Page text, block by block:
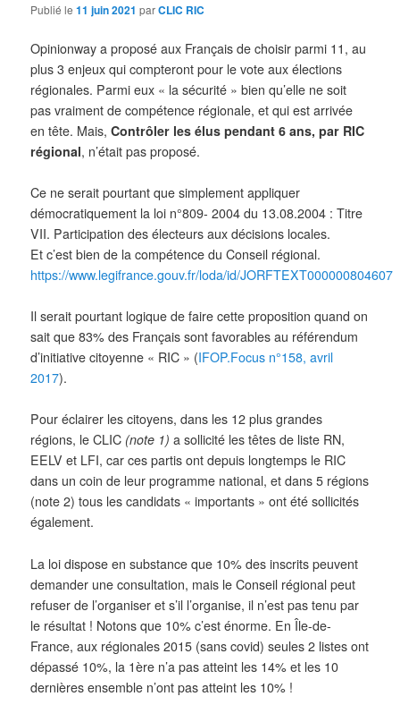
Publié le11 juin 2021 parCLIC RIC
Opinionway a proposé aux Français de choisir parmi 11, au
plus 3 enjeux qui compteront pour le vote aux élections
régionales. Parmi eux « la sécurité » bien qu’elle ne soit
pas vraiment de compétence régionale, et qui est arrivée
en tête. Mais,Contrôler les élus pendant 6 ans, par RIC
régional, n’était pas proposé.
Ce ne serait pourtant que simplement appliquer
démocratiquement la loi n°809- 2004 du 13.08.2004 : Titre
VII. Participation des électeurs aux décisions locales.
Et c’est bien de la compétence du Conseil régional.
https://www.legifrance.gouv.fr/loda/id/JORFTEXT000000804607
Il serait pourtant logique de faire cette proposition quand on
sait que 83% des Français sont favorables au référendum
d’initiative citoyenne « RIC » (IFOP.Focus n°158, avril
2017).
Pour éclairer les citoyens, dans les 12 plus grandes
régions, le CLIC (note 1) a sollicité les têtes de liste RN,
EELV et LFI, car ces partis ont depuis longtemps le RIC
dans un coin de leur programme national, et dans 5 régions
(note 2) tous les candidats « importants » ont été sollicités
également.
La loi dispose en substance que 10% des inscrits peuvent
demander une consultation, mais le Conseil régional peut
refuser de l’organiser et s’il l’organise, il n’est pas tenu par
le résultat ! Notons que 10% c’est énorme. En Île-de-
France, aux régionales 2015 (sans covid) seules 2 listes ont
dépassé 10%, la 1ère n’a pas atteint les 14% et les 10
dernières ensemble n’ont pas atteint les 10% !